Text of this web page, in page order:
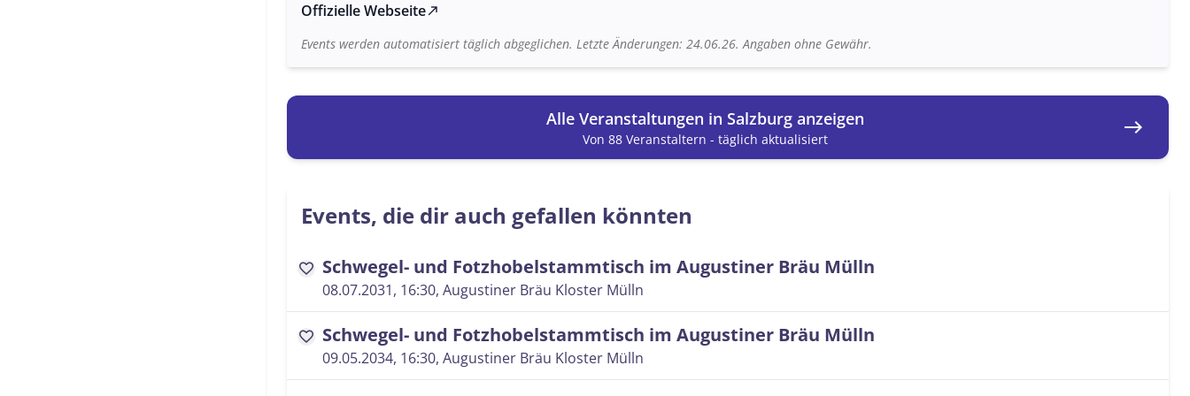
Offizielle Webseitenorth_east
Events werden automatisiert täglich abgeglichen. Letzte Änderungen: 24.06.26. Angaben ohne Gewähr.
Alle Veranstaltungen in Salzburg anzeigen
Von 88 Veranstaltern - täglich aktualisiert east
Events, die dir auch gefallen könnten
favorite Schwegel- und Fotzhobelstammtisch im Augustiner Bräu Mülln
08.07.2031, 16:30, Augustiner Bräu Kloster Mülln
favorite Schwegel- und Fotzhobelstammtisch im Augustiner Bräu Mülln
09.05.2034, 16:30, Augustiner Bräu Kloster Mülln